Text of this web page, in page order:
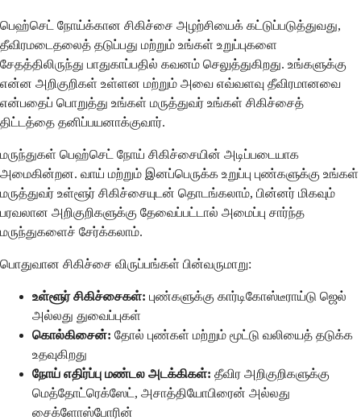
பெஹ்செட் நோய்க்கான சிகிச்சை அழற்சியைக் கட்டுப்படுத்துவது,
தீவிரமடைதலைத் தடுப்பது மற்றும் உங்கள் உறுப்புகளை
சேதத்திலிருந்து பாதுகாப்பதில் கவனம் செலுத்துகிறது. உங்களுக்கு
என்ன அறிகுறிகள் உள்ளன மற்றும் அவை எவ்வளவு தீவிரமானவை
என்பதைப் பொறுத்து உங்கள் மருத்துவர் உங்கள் சிகிச்சைத்
திட்டத்தை தனிப்பயனாக்குவார்.
மருந்துகள் பெஹ்செட் நோய் சிகிச்சையின் அடிப்படையாக
அமைகின்றன. வாய் மற்றும் இனப்பெருக்க உறுப்பு புண்களுக்கு உங்கள்
மருத்துவர் உள்ளூர் சிகிச்சையுடன் தொடங்கலாம், பின்னர் மிகவும்
பரவலான அறிகுறிகளுக்கு தேவைப்பட்டால் அமைப்பு சார்ந்த
மருந்துகளைச் சேர்க்கலாம்.
பொதுவான சிகிச்சை விருப்பங்கள் பின்வருமாறு:
உள்ளூர் சிகிச்சைகள்: புண்களுக்கு கார்டிகோஸ்டீராய்டு ஜெல்
அல்லது துவைப்புகள்
கொல்கிசைன்: தோல் புண்கள் மற்றும் மூட்டு வலியைத் தடுக்க
உதவுகிறது
நோய் எதிர்ப்பு மண்டல அடக்கிகள்: தீவிர அறிகுறிகளுக்கு
மெத்தோட்ரெக்ஸேட், அசாத்தியோபிரைன் அல்லது
சைக்ளோஸ்போரின்